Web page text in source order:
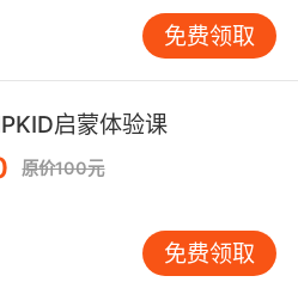
入手，比如“书虫”系列或
平开始，一本一本往上
到生词就查字典，先猜，
词不要超过三个，否则说
换一本更简单的。每天读
个学期，词汇量增长会让
更重要的是，大量阅读能
那种说不清道不明、但做
。语法规则在阅读中被反
免费领取
启蒙体验课
原价100元
免费领取